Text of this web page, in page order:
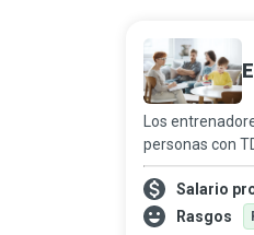
Los
personas con
aprovechar
puedan
gratificante los
Salario
Rasgos